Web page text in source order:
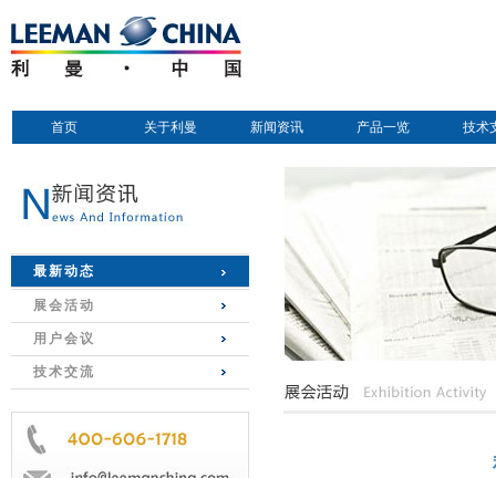
首页 关于利曼 新闻资讯 产品一览 技术
最新动态
展会活动
用户会议
技术交流